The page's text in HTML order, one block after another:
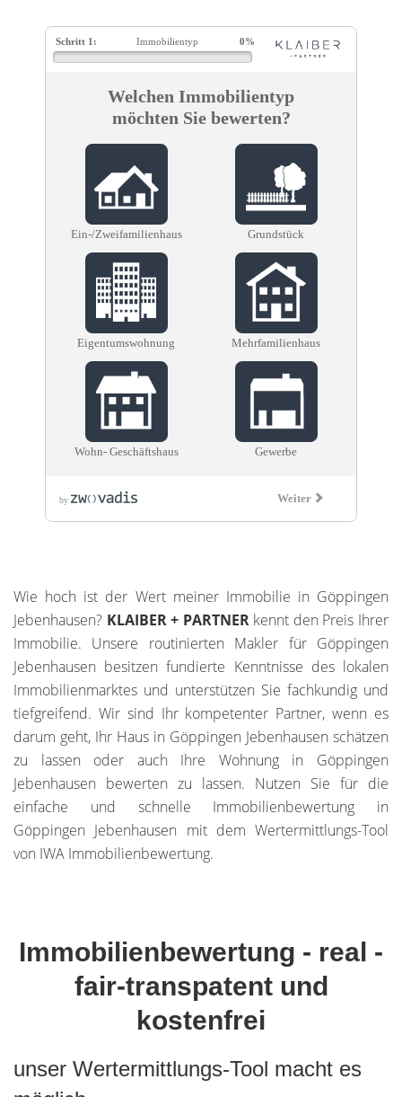
Wie hoch ist der Wert meiner Immobilie in Göppingen
Jebenhausen? KLAIBER + PARTNERkennt den Preis Ihrer
Immobilie. Unsere routinierten Makler für Göppingen
Jebenhausen besitzen fundierte Kenntnisse des lokalen
Immobilienmarktes und unterstützen Sie fachkundig und
tiefgreifend. Wir sind Ihr kompetenter Partner, wenn es
darum geht, Ihr Haus in Göppingen Jebenhausen schätzen
zu lassen oder auch Ihre Wohnung in Göppingen
Jebenhausen bewerten zu lassen. Nutzen Sie für die
einfache und schnelle Immobilienbewertung in
Göppingen Jebenhausen mit dem Wertermittlungs-Tool
von IWA Immobilienbewertung.
Immobilienbewertung - real -
fair-transpatent und
kostenfrei
unser Wertermittlungs-Tool macht es